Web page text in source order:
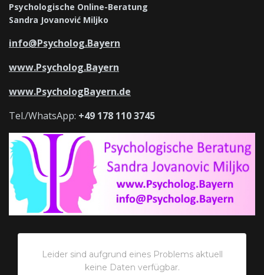
Psychologische Online-Beratung
Sandra Jovanović Miljko
info@Psycholog.Bayern
www.Psycholog.Bayern
www.PsychologBayern.de
Tel./WhatsApp: +49 178 110 3745
Leider sind aufgrund eines Problems aktuell
keine Daten verfügbar.